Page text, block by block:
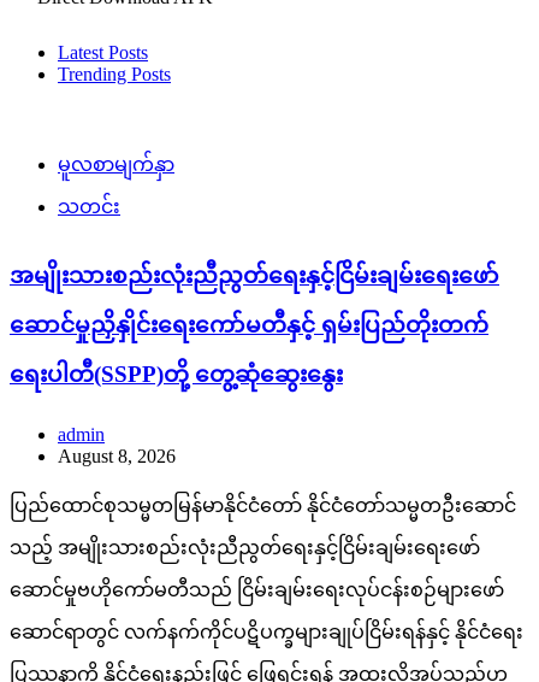
Latest Posts
Trending Posts
မူလစာမျက်နှာ
သတင်း
အမျိုးသားစည်းလုံးညီညွတ်ရေးနှင့်ငြိမ်းချမ်းရေးဖော်
ဆောင်မှုညှိနှိုင်းရေးကော်မတီနှင့် ရှမ်းပြည်တိုးတက်
ရေးပါတီ(SSPP)တို့ တွေ့ဆုံဆွေးနွေး
admin
August 8, 2026
ပြည်ထောင်စုသမ္မတမြန်မာနိုင်ငံတော် နိုင်ငံတော်သမ္မတဦးဆောင်
သည့် အမျိုးသားစည်းလုံးညီညွတ်ရေးနှင့်ငြိမ်းချမ်းရေးဖော်
ဆောင်မှုဗဟိုကော်မတီသည် ငြိမ်းချမ်းရေးလုပ်ငန်းစဉ်များဖော်
ဆောင်ရာတွင် လက်နက်ကိုင်ပဋိပက္ခများချုပ်ငြိမ်းရန်နှင့် နိုင်ငံရေး
ပြဿနာကို နိုင်ငံရေးနည်းဖြင့် ဖြေရှင်းရန် အထူးလိုအပ်သည်ဟု